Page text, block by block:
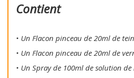
Contient
• Un Flacon pinceau de 20ml de
• Un Flacon pinceau de 20ml de
• Un Spray de 100ml de solution de